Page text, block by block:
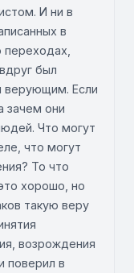
И ни в
в
переходах,
был
верующим. Если
зачем они
Что могут
что могут
То что
хорошо, но
такую веру
возрождения
поверил в